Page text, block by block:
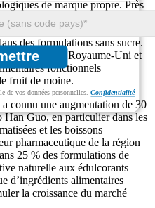
de vos données personnelles.Confidentialité
de marque propre. Près
préfèrent les édulcorants
de produits alimentaires à
des formulations sans sucre.
au Royaume-Uni et
fonctionnels
fruit de moine.
connu une augmentation de 30
Guo, en particulier dans les
et les boissons
pharmaceutique de la région
25 % des formulations de
naturelle aux édulcorants
d’ingrédients alimentaires
la croissance du marché